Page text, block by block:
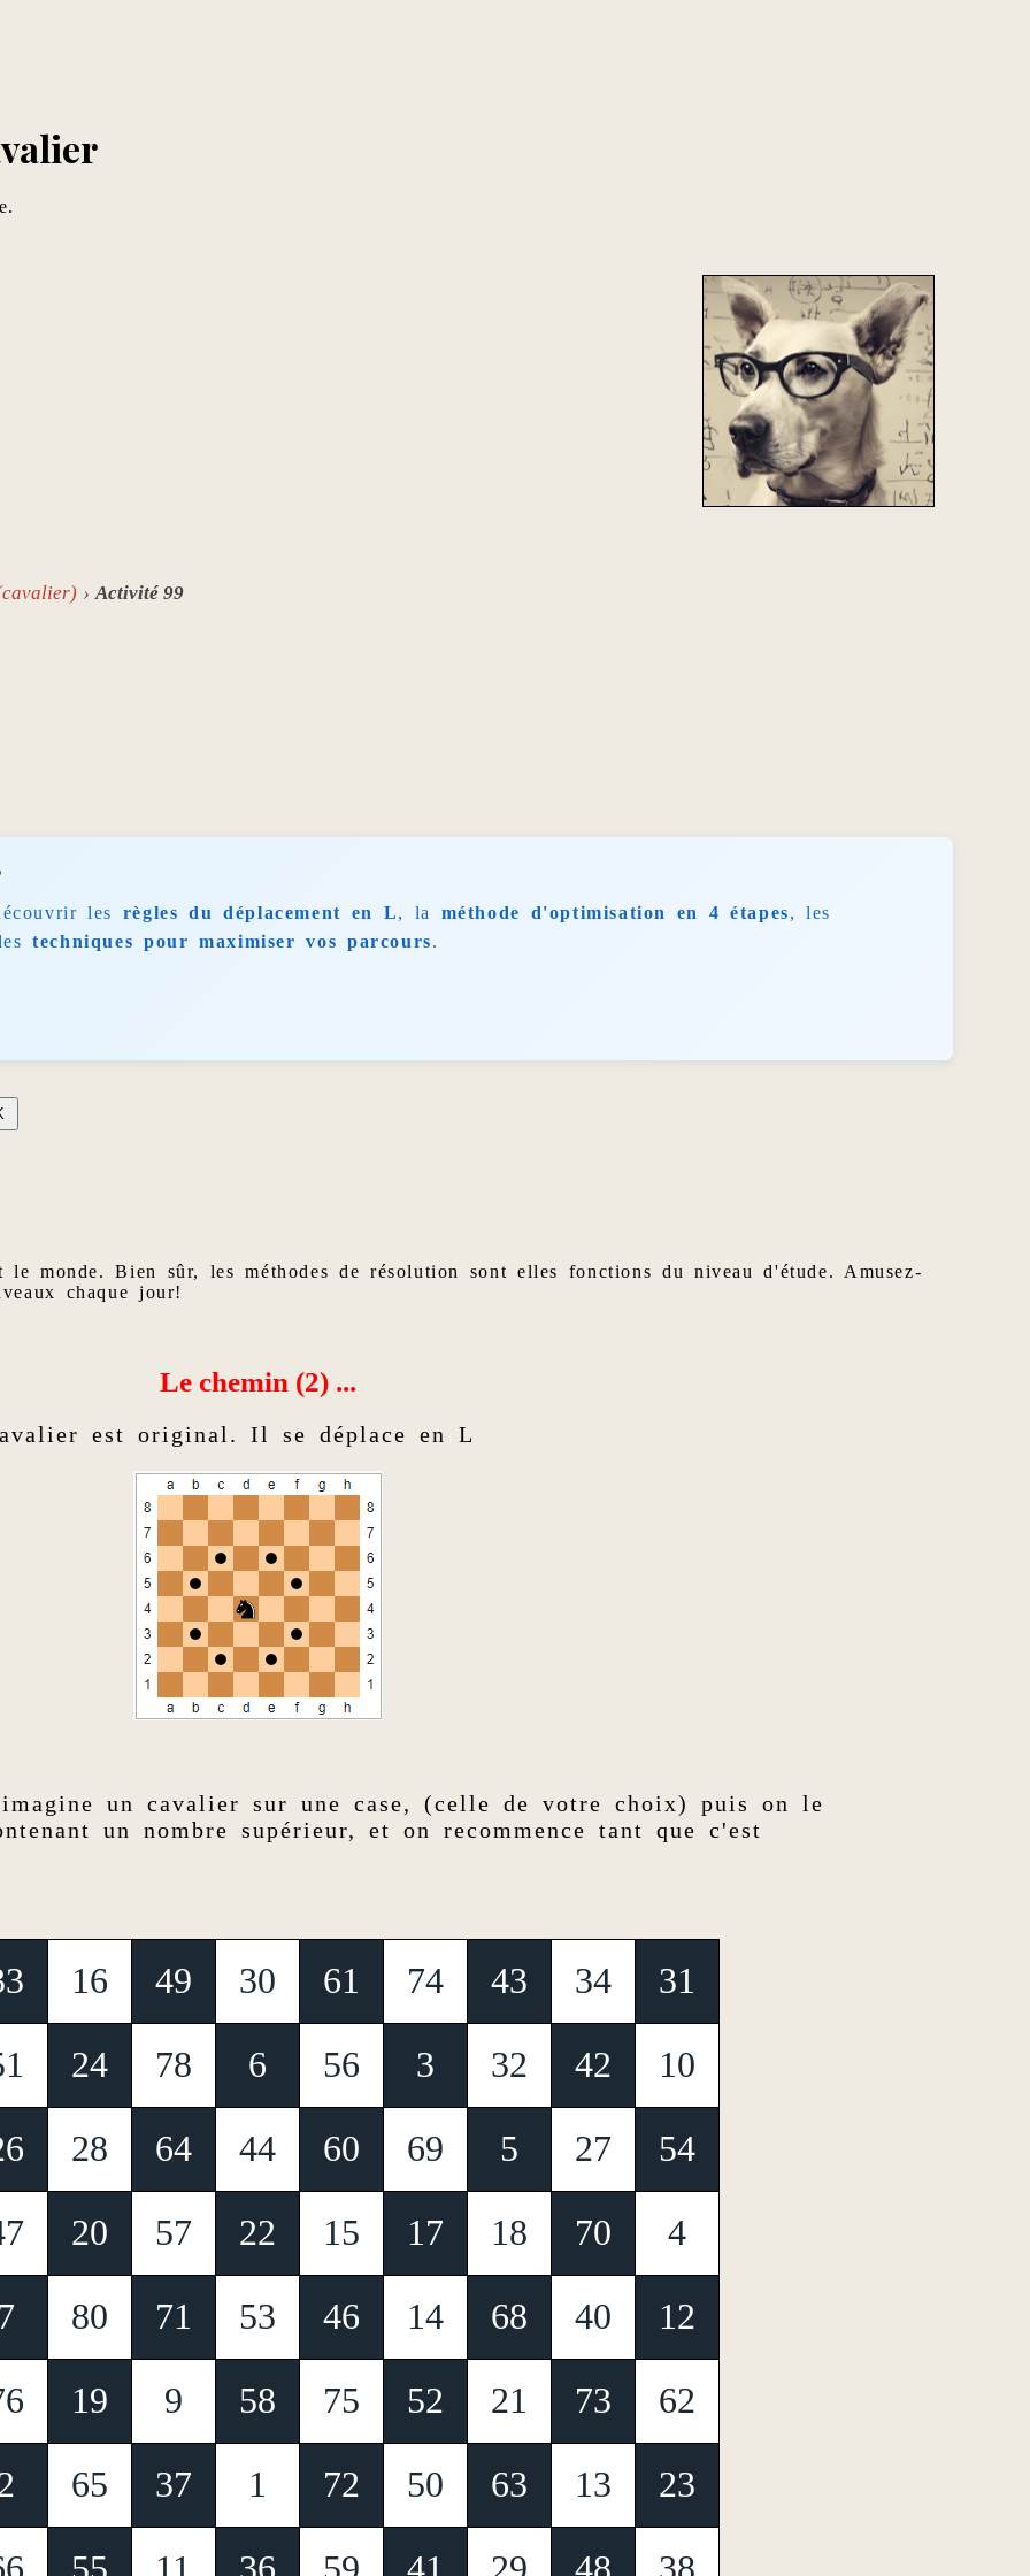
Activité 99
les règles du déplacement en L, la méthode d'optimisation en 4 étapes, les
techniques pour maximiser vos parcours.
le monde. Bien sûr, les méthodes de résolution sont elles fonctions du niveau d'étude. Amusez-
chaque jour!
Le chemin (2) ...
est original. Il se déplace en L
un cavalier sur une case, (celle de votre choix) puis on le
un nombre supérieur, et on recommence tant que c'est
16 49 30 61 74 43 34 31
24 78 6 56 3 32 42 10
28 64 44 60 69 5 27 54
20 57 22 15 17 18 70 4
80 71 53 46 14 68 40 12
19 9 58 75 52 21 73 62
65 37 1 72 50 63 13 23